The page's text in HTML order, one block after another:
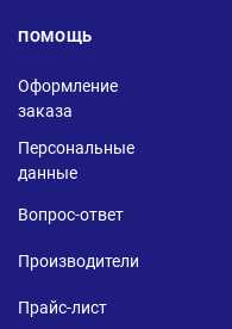
ПОМОЩЬ
Оформление
заказа
Персональные
данные
Вопрос-ответ
Производители
Прайс-лист